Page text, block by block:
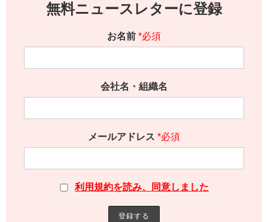
無料ニュースレターに登録
お名前 *必須
会社名・組織名
メールアドレス *必須
利用規約を読み、同意しました